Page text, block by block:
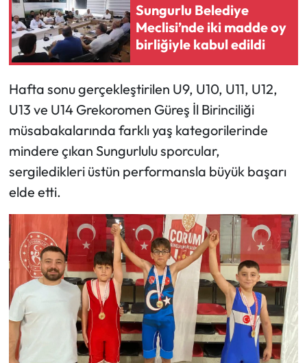
Sungurlu Belediye
Meclisi’nde iki madde oy
birliğiyle kabul edildi
Hafta sonu gerçekleştirilen U9, U10, U11, U12,
U13 ve U14 Grekoromen Güreş İl Birinciliği
müsabakalarında farklı yaş kategorilerinde
mindere çıkan Sungurlulu sporcular,
sergiledikleri üstün performansla büyük başarı
elde etti.
Magazin
Mecitözü Haberleri
Oğuzlar Haberleri
Ortaköy Haberleri
Osmancık Haberleri
Otomotiv
Resmi İlan
Resmi Reklam
Sağlık
Siyaset